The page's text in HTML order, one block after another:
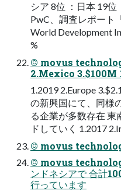
シア 8位 ：⽇本 19
PwC、調査レポート
World Development
%
© movus
2.Mexico 3.$100M
1.2019 2.Europe
の新興国にて、同様
る企業が多数存在 東
ドしていく 1.2017
© movus
© movus
ンドネシアで 合計
⾏っています